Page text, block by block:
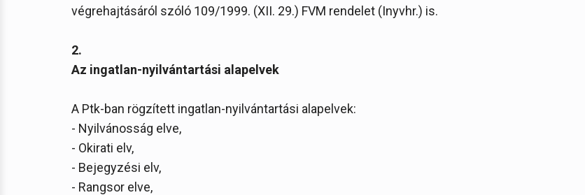
végrehajtásáról szóló 109/1999. (XII. 29.) FVM rendelet (Inyvhr.) is.
2.
Az ingatlan-nyilvántartási alapelvek
A Ptk-ban rögzített ingatlan-nyilvántartási alapelvek:
- Nyilvánosság elve,
- Okirati elv,
- Bejegyzési elv,
- Rangsor elve,